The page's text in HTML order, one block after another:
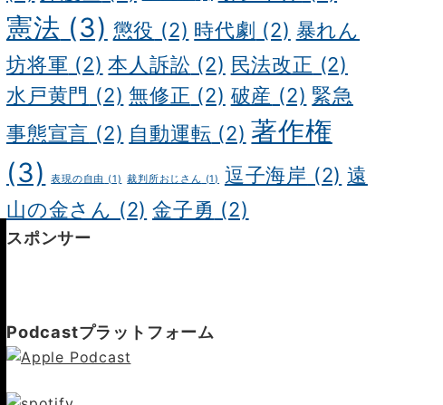
憲法 (3) 懲役 (2) 時代劇 (2) 暴れん
坊将軍 (2) 本人訴訟 (2) 民法改正 (2)
水戸黄門 (2) 無修正 (2) 破産 (2) 緊急
事態宣言 (2) 自動運転 (2) 著作権
(3)
表現の自由 (1) 裁判所おじさん (1) 逗子海岸 (2) 遠
山の金さん (2) 金子勇 (2)
スポンサー
Podcastプラットフォーム